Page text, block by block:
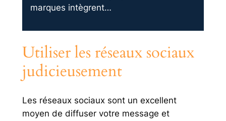
marques intègrent…
Utiliser les réseaux sociaux
judicieusement
Les réseaux sociaux sont un excellent
moyen de diffuser votre message et